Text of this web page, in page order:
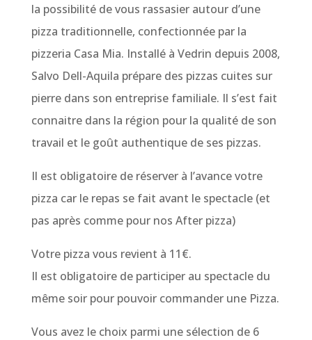
la possibilité de vous rassasier autour d’une
pizza traditionnelle, confectionnée par la
pizzeria Casa Mia. Installé à Vedrin depuis 2008,
Salvo Dell-Aquila prépare des pizzas cuites sur
pierre dans son entreprise familiale. Il s’est fait
connaitre dans la région pour la qualité de son
travail et le goût authentique de ses pizzas.
Il est obligatoire de réserver à l’avance votre
pizza car le repas se fait avant le spectacle (et
pas après comme pour nos After pizza)
Votre pizza vous revient à 11€.
Il est obligatoire de participer au spectacle du
même soir pour pouvoir commander une Pizza.
Vous avez le choix parmi une sélection de 6